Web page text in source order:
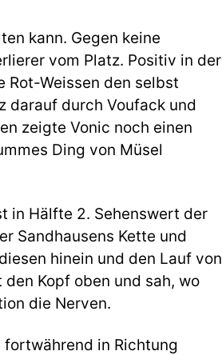
kann. Gegen keine
vom Platz. Positiv in der
Weissen den selbst
darauf durch Voufack und
zeigte Vonic noch einen
Ding von Müsel
in Hälfte 2. Sehenswert der
Sandhausens Kette und
hinein und den Lauf von
Kopf oben und sah, wo
die Nerven.
in Richtung